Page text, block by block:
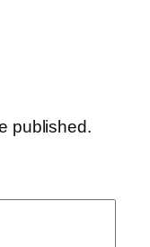
published.